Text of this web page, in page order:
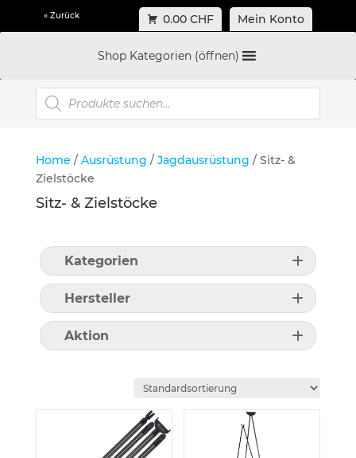
« Zurück 0.00 CHF Mein Konto
Shop Kategorien (öffnen)
Products
search
Home / Ausrüstung / Jagdausrüstung / Sitz- &
Zielstöcke
Sitz- & Zielstöcke
Kategorien
Hersteller
Aktion